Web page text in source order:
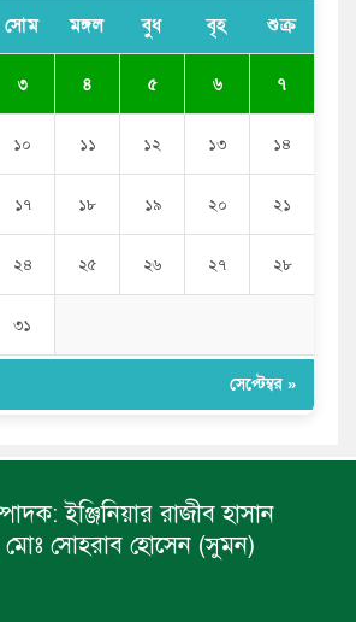
সোম মঙ্গল বুধ বৃহ শুক্র
৩ ৪ ৫ ৬ ৭
১০ ১১ ১২ ১৩ ১৪
১৭ ১৮ ১৯ ২০ ২১
২৪ ২৫ ২৬ ২৭ ২৮
৩১
সেপ্টেম্বর »
ইঞ্জিনিয়ার রাজীব হাসান
মোঃ সোহরাব হোসেন (সুমন)